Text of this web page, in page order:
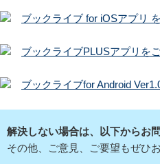
ブックライブ for iOSアプリ
ブックライブPLUSアプリを
ブックライブfor Android
解決しない場合は、以下からお
その他、ご意見、ご要望もぜひ